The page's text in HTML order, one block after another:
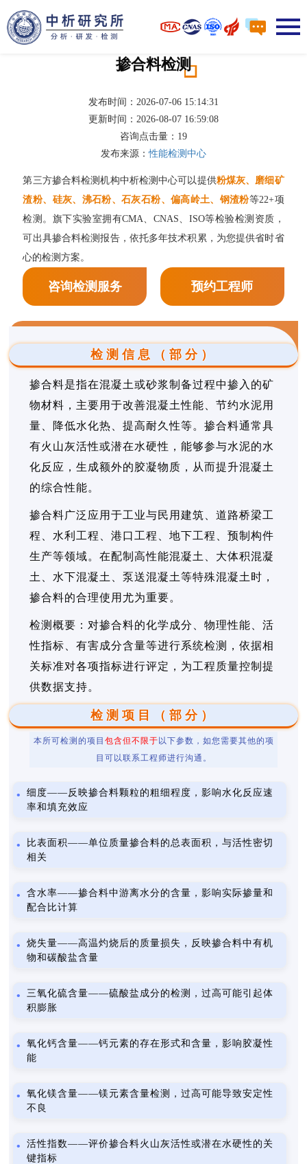
掺合料检测
发布时间：2026-07-06 15:14:31
更新时间：2026-08-07 16:59:08
咨询点击量： 19
发布来源：性能检测中心
第三方掺合料检测机构中析检测中心可以提供粉煤灰、磨细矿
渣粉、硅灰、沸石粉、石灰石粉、偏高岭土、钢渣粉等22+项
检测。旗下实验室拥有CMA、CNAS、ISO等检验检测资质，
可出具掺合料检测报告，依托多年技术积累，为您提供省时省
心的检测方案。
咨询检测服务 预约工程师
检测信息（部分）
掺合料是指在混凝土或砂浆制备过程中掺入的矿
物材料，主要用于改善混凝土性能、节约水泥用
量、降低水化热、提高耐久性等。掺合料通常具
有火山灰活性或潜在水硬性，能够参与水泥的水
化反应，生成额外的胶凝物质，从而提升混凝土
的综合性能。
掺合料广泛应用于工业与民用建筑、道路桥梁工
程、水利工程、港口工程、地下工程、预制构件
生产等领域。在配制高性能混凝土、大体积混凝
土、水下混凝土、泵送混凝土等特殊混凝土时，
掺合料的合理使用尤为重要。
检测概要：对掺合料的化学成分、物理性能、活
性指标、有害成分含量等进行系统检测，依据相
关标准对各项指标进行评定，为工程质量控制提
供数据支持。
检测项目（部分）
本所可检测的项目 包含但不限于 以下参数，如您需要其他的项
目可以联系工程师进行沟通。
细度——反映掺合料颗粒的粗细程度，影响水化反应速
率和填充效应
比表面积——单位质量掺合料的总表面积，与活性密切
相关
含水率——掺合料中游离水分的含量，影响实际掺量和
配合比计算
烧失量——高温灼烧后的质量损失，反映掺合料中有机
物和碳酸盐含量
三氧化硫含量——硫酸盐成分的检测，过高可能引起体
积膨胀
氧化钙含量——钙元素的存在形式和含量，影响胶凝性
能
氧化镁含量——镁元素含量检测，过高可能导致安定性
不良
活性指数——评价掺合料火山灰活性或潜在水硬性的关
键指标